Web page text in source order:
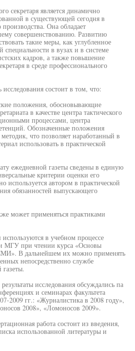
секретаря является динамично
в существующей сегодня в
Она обладает
совершенствованию. Развитию
такие меры, как углубленное
специальности в вузах и в системе
кадров, а также повышение
в среде профессионального
исследования состоит в том, что:
положения, обосновывающие
в качестве центра тактического
процессами, центра
Обозначенные положения
что позволяет наработанный в
использовать в практической
ежедневной газеты сведены в единую
критерии оценки его
используется автором в практической
обязанностей выпускающего
может применяться практиками
в учебном процессе
МГУ при чтении курса «Основы
В дальнейшем их можно применять
непосредственно службе
газеты.
исследования обсуждались па
и семинарах факультета
2009 гг.: «Журналистика в 2008 году»,
2008», «Ломоносов 2009».
работа состоит из введения,
использованной литературы и